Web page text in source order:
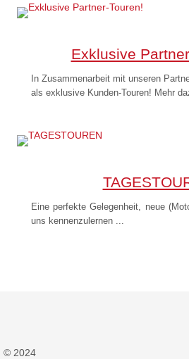
Exklusive
In Zusammenarbeit mit unseren
als exklusive Kunden-Touren! Mehr
Eine perfekte Gelegenheit, neue
uns kennenzulernen ...
© 2024